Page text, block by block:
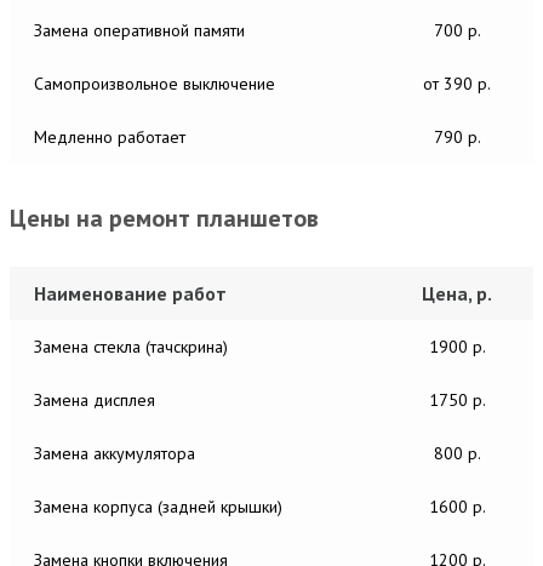
Замена оперативной памяти 700 р.
Самопроизвольное выключение от 390 р.
Медленно работает 790 р.
Цены на ремонт планшетов
Наименование работ Цена, р.
Замена стекла (тачскрина) 1900 р.
Замена дисплея 1750 р.
Замена аккумулятора 800 р.
Замена корпуса (задней крышки) 1600 р.
Замена кнопки включения 1200 р.